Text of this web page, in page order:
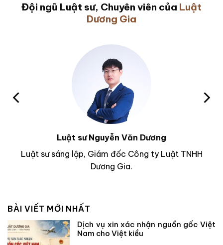
Đội ngũ Luật sư, Chuyên viên của Luật
Dương Gia
Luật sư Nguyễn Văn Dương
Luật sư sáng lập, Giám đốc Công ty Luật TNHH
Dương Gia.
BÀI VIẾT MỚI NHẤT
Dịch vụ xin xác nhận nguồn gốc Việt
Nam cho Việt kiều